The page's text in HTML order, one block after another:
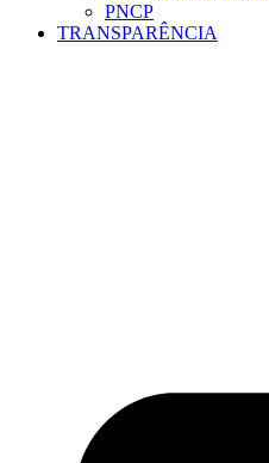
PNCP
TRANSPARÊNCIA